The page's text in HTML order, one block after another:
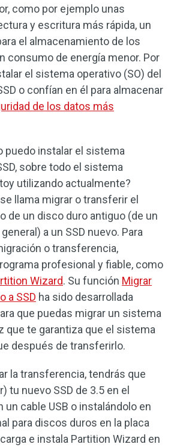
como por ejemplo unas
y escritura más rápida, un
el almacenamiento de los
consumo de energía menor. Por
el sistema operativo (SO) del
o confían en él para almacenar
de los datos más
puedo instalar el sistema
sobre todo el sistema
utilizando actualmente?
llama migrar o transferir el
de un disco duro antiguo (de un
a un SSD nuevo. Para
o transferencia,
profesional y fiable, como
Wizard. Su función Migrar
a SSD ha sido desarrollada
que puedas migrar un sistema
que te garantiza que el sistema
después de transferirlo.
la transferencia, tendrás que
tu nuevo SSD de 3.5 en el
un cable USB o instalándolo en
para discos duros en la placa
e instala Partition Wizard en